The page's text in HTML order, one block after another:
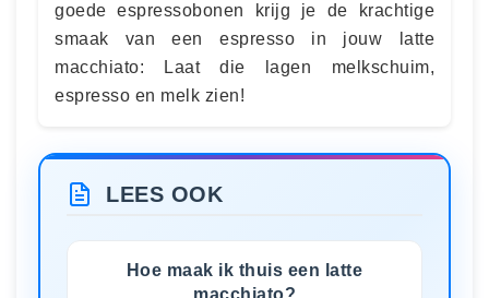
goede espressobonen krijg je de krachtige
smaak van een espresso in jouw latte
macchiato: Laat die lagen melkschuim,
espresso en melk zien!
LEES OOK
Hoe maak ik thuis een latte
macchiato?